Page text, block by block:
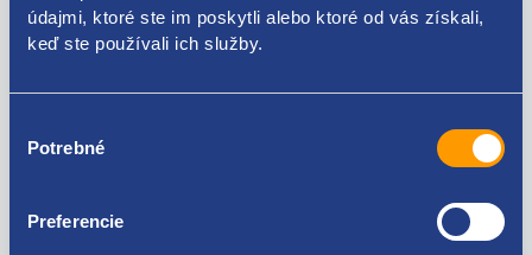
údajmi, ktoré ste im poskytli alebo ktoré od vás získali,
keď ste používali ich služby.
súhlasu
Potrebné
Preferencie
Fiat Ducato 2006-
Citroen Jumper 2006-Za kvalitu ručíme!